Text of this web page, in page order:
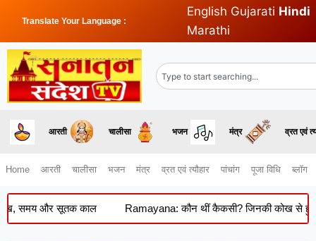
Translate Your Language :
English Gujarati Hindi
Marathi
आरती चालीसा भजन मंत्र व्रत एवं
Home आरती चालीसा भजन मंत्र व्रत एवं त्यौहार पांचांग पूजा विधि ब्लॉग
और सूतक काल Ramayana: कौन थीं कैकसी? जिनकी कोख से हुआ था